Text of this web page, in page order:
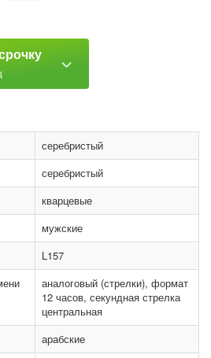
серебристый
серебристый
кварцевые
мужские
L157
аналоговый (стрелки), формат
12 часов, секундная стрелка
центральная
арабские